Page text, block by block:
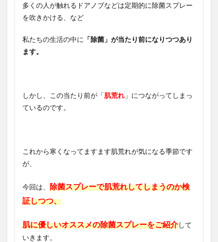
多くの人が触れるドアノブなどは定期的に除菌スプレー
を吹きかける、など
私たちの生活の中に 「除菌」が当たり前になりつつあり
ます。
しかし、この当たり前が「肌荒れ 」につながってしまっ
ているのです。
これから寒くなってますます肌荒れが気になる季節です
が、
今回は、 除菌スプレーで肌荒れしてしまうのか検
証しつつ、
肌に優しいオススメの除菌スプレーをご紹介して
いきます。